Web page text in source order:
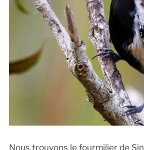
Nous trouvons le fourmilier de